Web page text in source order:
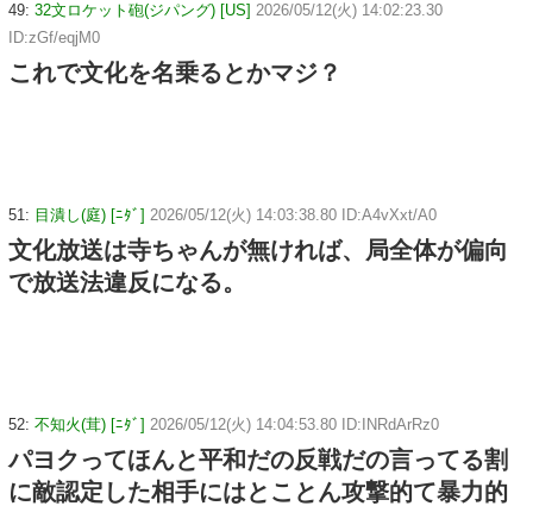
49: 32文ロケット砲(ジパング) [US] 2026/05/12(火) 14:02:23.30
ID:zGf/eqjM0
これで文化を名乗るとかマジ？
51: 目潰し(庭) [ﾆﾀﾞ] 2026/05/12(火) 14:03:38.80 ID:A4vXxt/A0
文化放送は寺ちゃんが無ければ、局全体が偏向
で放送法違反になる。
52: 不知火(茸) [ﾆﾀﾞ] 2026/05/12(火) 14:04:53.80 ID:INRdArRz0
パヨクってほんと平和だの反戦だの言ってる割
に敵認定した相手にはとことん攻撃的て暴力的